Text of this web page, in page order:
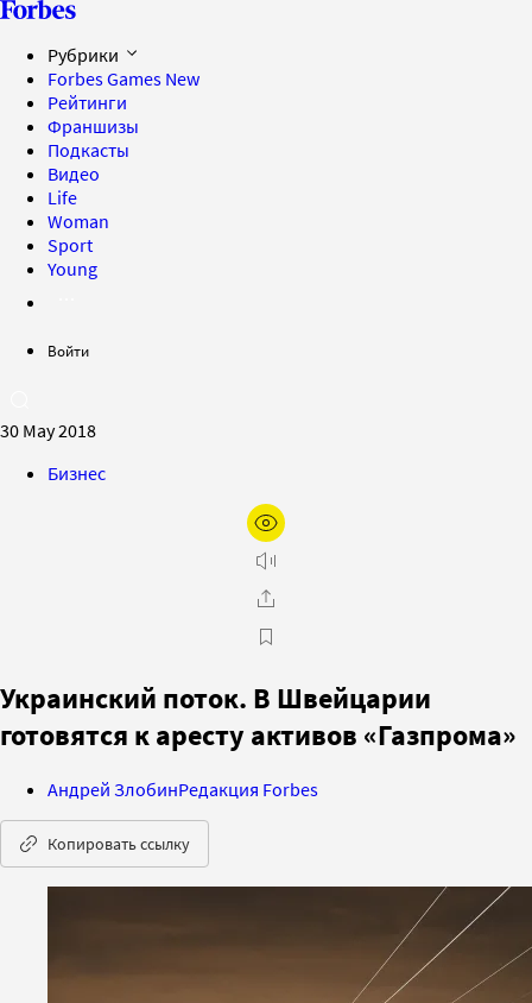
Рубрики
Forbes Games New
Рейтинги
Франшизы
Подкасты
Видео
Life
Woman
Sport
Young
Войти
30 May 2018
Бизнес
Украинский поток. В Швейцарии
готовятся к аресту активов «Газпрома»
Андрей ЗлобинРедакция Forbes
Копировать ссылку